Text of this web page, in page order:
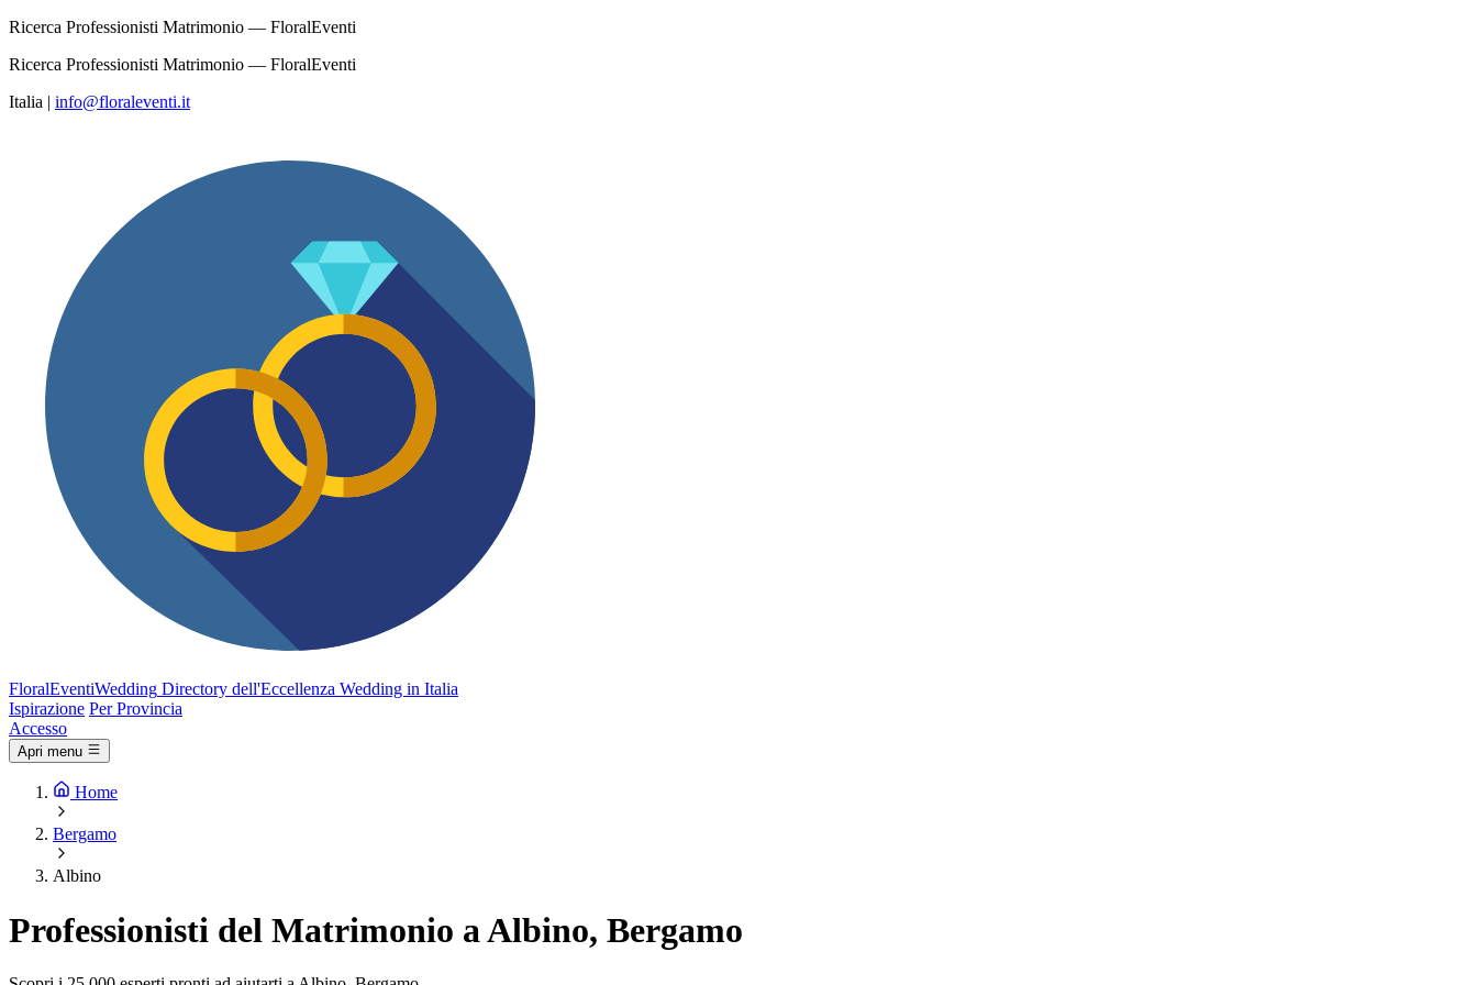
Ricerca Professionisti Matrimonio — FloralEventi
Ricerca Professionisti Matrimonio — FloralEventi
Italia | info@floraleventi.it
FloralEventiWedding Directory dell'Eccellenza Wedding in Italia
Ispirazione Per Provincia
Accesso
Apri menu
Home
Bergamo
Albino
Professionisti del Matrimonio a Albino, Bergamo